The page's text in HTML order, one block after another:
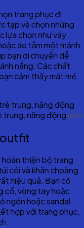
trang phục đi
tạp và chọn những
lựa chọn như váy
áo tắm một mảnh
bạn di chuyển dễ
nắng. Các chất
cảm thấy mát mẻ
trung, năng động
thiện bộ trang
cói và khăn choàng
hiệu quả. Bạn có
cổ, vòng tay hoặc
ngón hoặc sandal
hợp với trang phục,